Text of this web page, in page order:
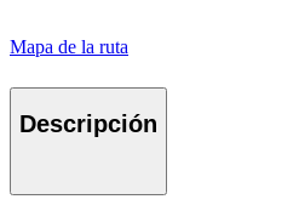
Mapa de la ruta
Descripción